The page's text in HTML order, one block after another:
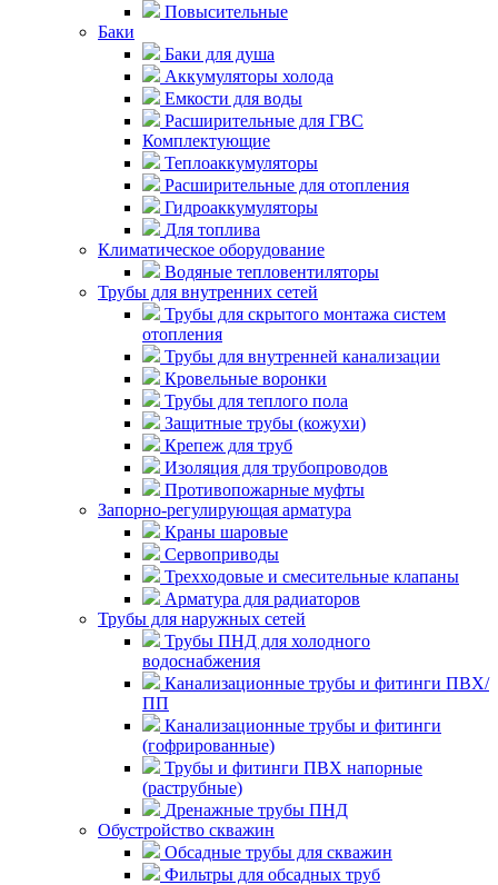
Повысительные
Баки
Баки для душа
Аккумуляторы холода
Емкости для воды
Расширительные для ГВС
Комплектующие
Теплоаккумуляторы
Расширительные для отопления
Гидроаккумуляторы
Для топлива
Климатическое оборудование
Водяные тепловентиляторы
Трубы для внутренних сетей
Трубы для скрытого монтажа систем
отопления
Трубы для внутренней канализации
Кровельные воронки
Трубы для теплого пола
Защитные трубы (кожухи)
Крепеж для труб
Изоляция для трубопроводов
Противопожарные муфты
Запорно-регулирующая арматура
Краны шаровые
Сервоприводы
Трехходовые и смесительные клапаны
Арматура для радиаторов
Трубы для наружных сетей
Трубы ПНД для холодного
водоснабжения
Канализационные трубы и фитинги ПВХ/
ПП
Канализационные трубы и фитинги
(гофрированные)
Трубы и фитинги ПВХ напорные
(раструбные)
Дренажные трубы ПНД
Обустройство скважин
Обсадные трубы для скважин
Фильтры для обсадных труб